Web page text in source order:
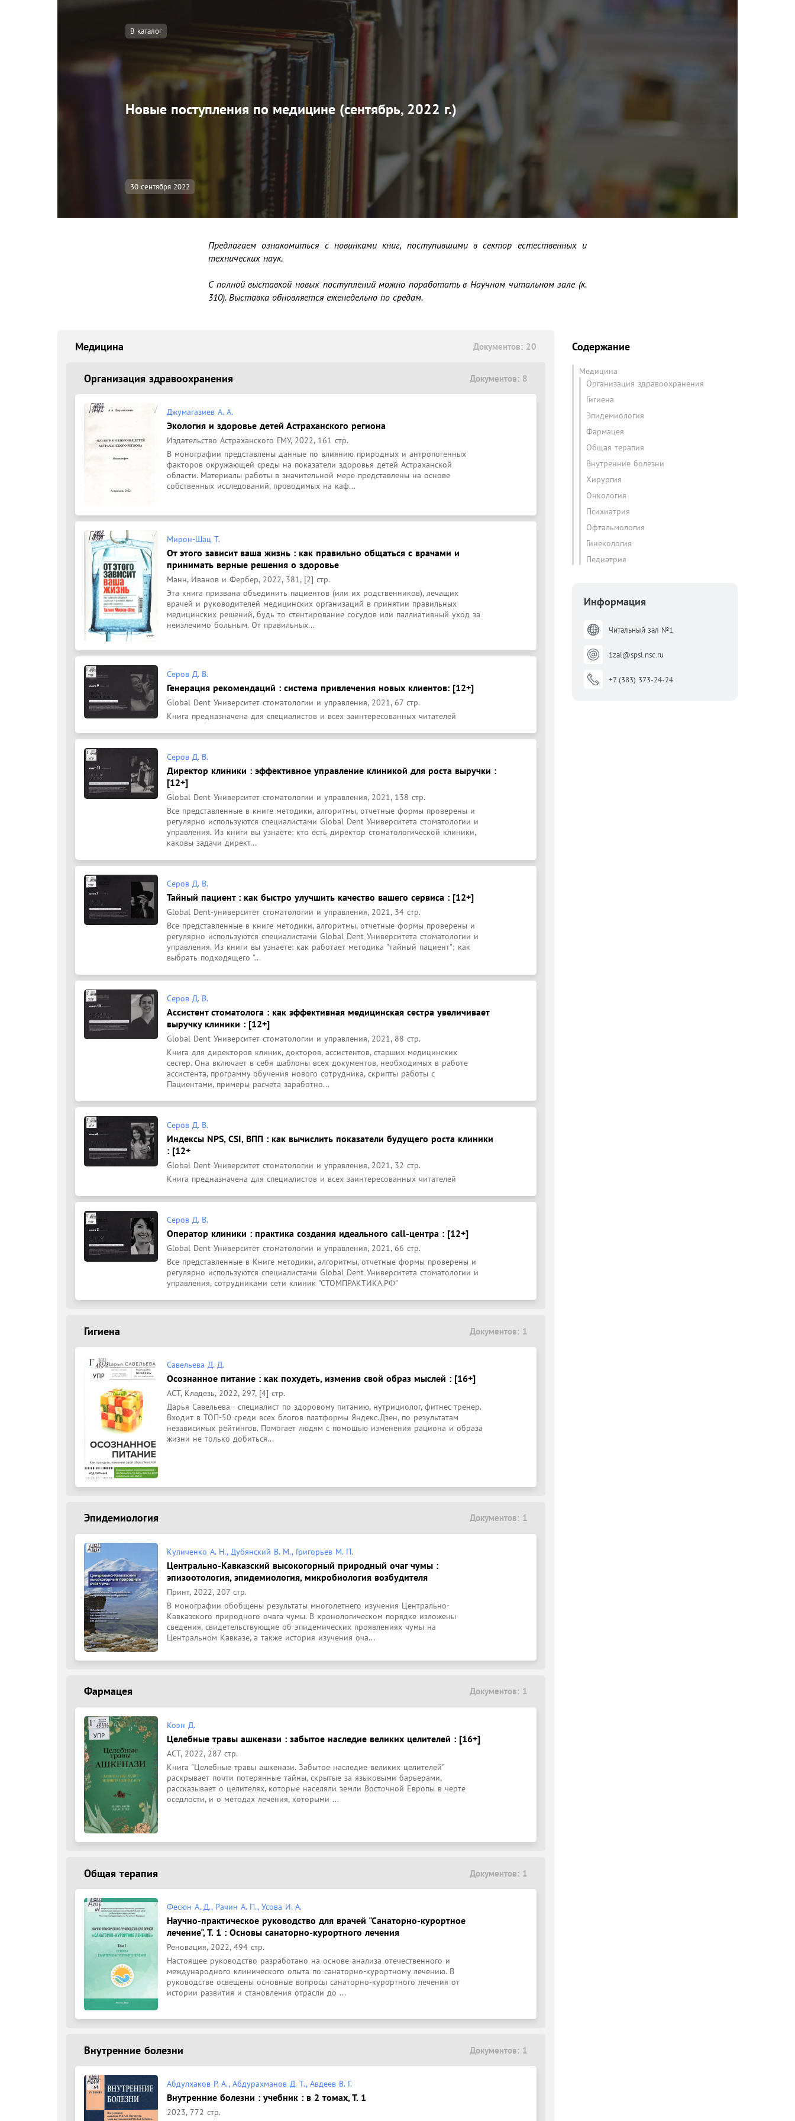
В каталог
Новые поступления по медицине (сентябрь, 2022 г.)
30 сентября 2022
Предлагаем ознакомиться с новинками книг, поступившими в сектор естественных и
технических наук.
С полной выставкой новых поступлений можно поработать в Научном читальном зале (к.
310). Выставка обновляется еженедельно по средам.
Медицина Документов: 20
Организация здравоохранения Документов: 8
Джумагазиев А. А.
Экология и здоровье детей Астраханского региона
Издательство Астраханского ГМУ, 2022, 161 стр.
В монографии представлены данные по влиянию природных и антропогенных
факторов окружающей среды на показатели здоровья детей Астраханской
области. Материалы работы в значительной мере представлены на основе
собственных исследований, проводимых на каф...
Мирон-Шац Т.
От этого зависит ваша жизнь : как правильно общаться с врачами и
принимать верные решения о здоровье
Манн, Иванов и Фербер, 2022, 381, [2] стр.
Эта книга призвана объединить пациентов (или их родственников), лечащих
врачей и руководителей медицинских организаций в принятии правильных
медицинских решений, будь то стентирование сосудов или паллиативный уход за
неизлечимо больным. От правильных...
Серов Д. В.
Генерация рекомендаций : система привлечения новых клиентов: [12+]
Global Dent Университет стоматологии и управления, 2021, 67 стр.
Книга предназначена для специалистов и всех заинтересованных читателей
Серов Д. В.
Директор клиники : эффективное управление клиникой для роста выручки :
[12+]
Global Dent Университет стоматологии и управления, 2021, 138 стр.
Все представленные в книге методики, алгоритмы, отчетные формы проверены и
регулярно используются специалистами Global Dent Университета стоматологии и
управления. Из книги вы узнаете: кто есть директор стоматологической клиники,
каковы задачи директ...
Серов Д. В.
Тайный пациент : как быстро улучшить качество вашего сервиса : [12+]
Global Dent-университет стоматологии и управления, 2021, 34 стр.
Все представленные в книге методики, алгоритмы, отчетные формы проверены и
регулярно используются специалистами Global Dent Университета стоматологии и
управления. Из книги вы узнаете: как работает методика "тайный пациент"; как
выбрать подходящего "...
Серов Д. В.
Ассистент стоматолога : как эффективная медицинская сестра увеличивает
выручку клиники : [12+]
Global Dent Университет стоматологии и управления, 2021, 88 стр.
Книга для директоров клиник, докторов, ассистентов, старших медицинских
сестер. Она включает в себя шаблоны всех документов, необходимых в работе
ассистента, программу обучения нового сотрудника, скрипты работы с
Пациентами, примеры расчета заработно...
Серов Д. В.
Индексы NPS, CSI, ВПП : как вычислить показатели будущего роста клиники
: [12+
Global Dent Университет стоматологии и управления, 2021, 32 стр.
Книга предназначена для специалистов и всех заинтересованных читателей
Серов Д. В.
Оператор клиники : практика создания идеального call-центра : [12+]
Global Dent Университет стоматологии и управления, 2021, 66 стр.
Все представленные в Книге методики, алгоритмы, отчетные формы проверены и
регулярно используются специалистами Global Dent Университета стоматологии и
управления, сотрудниками сети клиник "СТОМПРАКТИКА.РФ"
Гигиена Документов: 1
Савельева Д. Д.
Осознанное питание : как похудеть, изменив свой образ мыслей : [16+]
АСТ, Кладезь, 2022, 297, [4] стр.
Дарья Савельева - специалист по здоровому питанию, нутрициолог, фитнес-тренер.
Входит в ТОП-50 среди всех блогов платформы Яндекс.Дзен, по результатам
независимых рейтингов. Помогает людям с помощью изменения рациона и образа
жизни не только добиться...
Эпидемиология Документов: 1
Куличенко А. Н., Дубянский В. М., Григорьев М. П.
Центрально-Кавказский высокогорный природный очаг чумы :
эпизоотология, эпидемиология, микробиология возбудителя
Принт, 2022, 207 стр.
В монографии обобщены результаты многолетнего изучения Центрально-
Кавказского природного очага чумы. В хронологическом порядке изложены
сведения, свидетельствующие об эпидемических проявлениях чумы на
Центральном Кавказе, а также история изучения оча...
Фармацея Документов: 1
Коэн Д.
Целебные травы ашкенази : забытое наследие великих целителей : [16+]
АСТ, 2022, 287 стр.
Книга "Целебные травы ашкенази. Забытое наследие великих целителей"
раскрывает почти потерянные тайны, скрытые за языковыми барьерами,
рассказывает о целителях, которые населяли земли Восточной Европы в черте
оседлости, и о методах лечения, которыми ...
Общая терапия Документов: 1
Фесюн А. Д., Рачин А. П., Усова И. А.
Научно-практическое руководство для врачей "Санаторно-курортное
лечение", Т. 1 : Основы санаторно-курортного лечения
Реновация, 2022, 494 стр.
Настоящее руководство разработано на основе анализа отечественного и
международного клинического опыта по санаторно-курортному лечению. В
руководстве освещены основные вопросы санаторно-курортного лечения от
истории развития и становления отрасли до ...
Внутренние болезни Документов: 1
Абдулхаков Р. А., Абдурахманов Д. Т., Авдеев В. Г.
Внутренние болезни : учебник : в 2 томах, Т. 1
2023, 772 стр.
Содержание
Медицина
Организация здравоохранения
Гигиена
Эпидемиология
Фармацея
Общая терапия
Внутренние болезни
Хирургия
Онкология
Психиатрия
Офтальмология
Гинекология
Педиатрия
Информация
Читальный зал №1
1zal@spsl.nsc.ru
+7 (383) 373-24-24